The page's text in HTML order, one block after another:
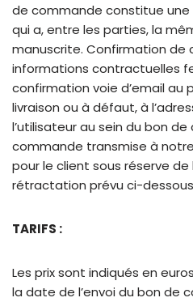
de commande constitue
qui a, entre les parties, la
manuscrite. Confirmation de
informations contractuelles
confirmation voie d’email au
livraison ou à défaut, à
l’utilisateur au sein du bon
commande transmise à
pour le client sous réserve
rétractation prévu ci-
TARIFS :
Les prix sont indiqués en
la date de l’envoi du bon de